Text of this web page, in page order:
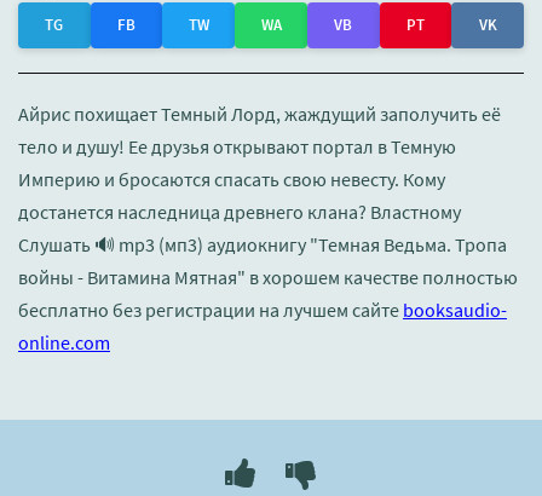
TG FB TW WA VB PT VK
Айрис похищает Темный Лорд, жаждущий заполучить её
тело и душу! Ее друзья открывают портал в Темную
Империю и бросаются спасать свою невесту. Кому
достанется наследница древнего клана? Властному
Слушать 🔊 mp3 (мп3) аудиокнигу "Темная Ведьма. Тропа
войны - Витамина Мятная" в хорошем качестве полностью
бесплатно без регистрации на лучшем сайте booksaudio-
online.com